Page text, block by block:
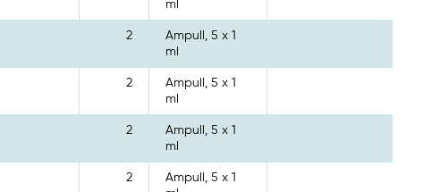
ml
2
Ampull, 5 x 1
ml
2
Ampull, 5 x 1
ml
2
Ampull, 5 x 1
ml
2
Ampull, 5 x 1